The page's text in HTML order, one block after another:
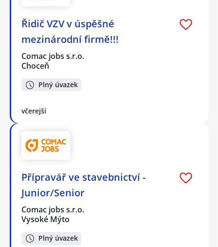
Řidič VZV v úspěšné
mezinárodní firmě!!!
Comac jobs s.r.o.
Choceň
Plný úvazek
včerejší
Přípravář ve stavebnictví -
Junior/Senior
Comac jobs s.r.o.
Vysoké Mýto
Plný úvazek